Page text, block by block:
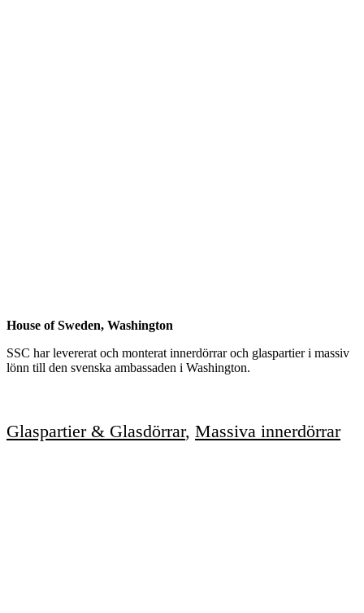
House of Sweden, Washington
SSC har levererat och monterat innerdörrar och glaspartier i massiv
lönn till den svenska ambassaden i Washington.
Glaspartier & Glasdörrar, Massiva innerdörrar